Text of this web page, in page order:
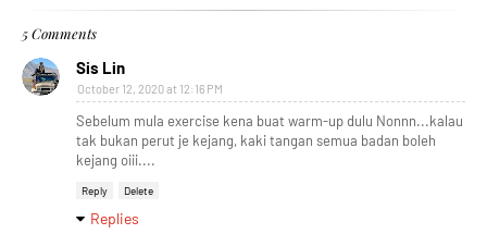
5 Comments
Sis Lin
October 12, 2020 at 12:16 PM
Sebelum mula exercise kena buat warm-up dulu Nonnn...kalau
tak bukan perut je kejang, kaki tangan semua badan boleh
kejang oiii....
Reply Delete
Replies